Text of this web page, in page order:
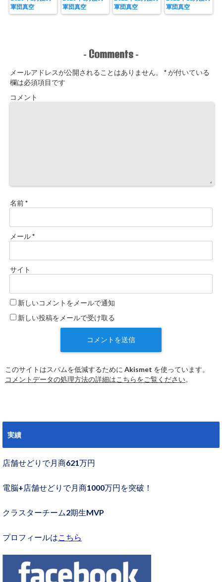
軍団真空
軍団真空
軍団真空
軍団真空
- Comments -
メールアドレスが公開されることはありません。 *が付いている
欄は必須項目です
コメント
名前*
メール*
サイト
新しいコメントをメールで通知
新しい投稿をメールで受け取る
このサイトはスパムを低減するために Akismet を使っています。
コメントデータの処理方法の詳細はこちらをご覧ください。
実績
店舗せどりで月商621万円
電脳+店舗せどりで月商1000万円を突破！
クラスターチーム2期生MVP
プロフィールは こちら